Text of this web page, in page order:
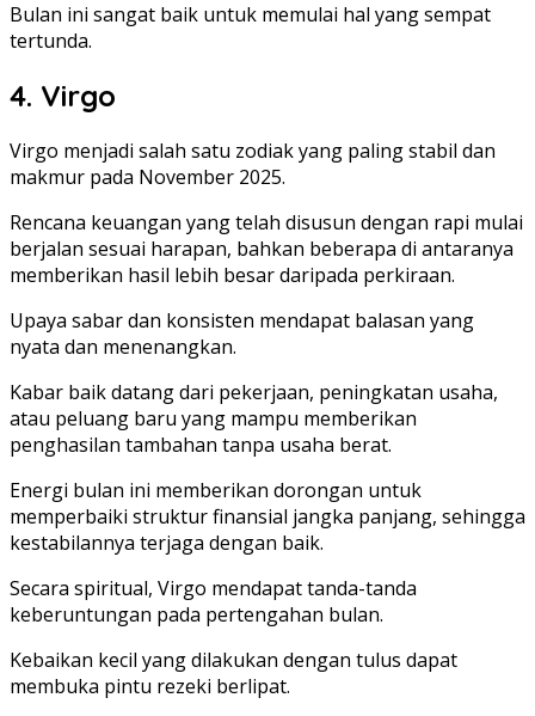
Bulan ini sangat baik untuk memulai hal yang sempat
tertunda.
4. Virgo
Virgo menjadi salah satu zodiak yang paling stabil dan
makmur pada November 2025.
Rencana keuangan yang telah disusun dengan rapi mulai
berjalan sesuai harapan, bahkan beberapa di antaranya
memberikan hasil lebih besar daripada perkiraan.
Upaya sabar dan konsisten mendapat balasan yang
nyata dan menenangkan.
Kabar baik datang dari pekerjaan, peningkatan usaha,
atau peluang baru yang mampu memberikan
penghasilan tambahan tanpa usaha berat.
Energi bulan ini memberikan dorongan untuk
memperbaiki struktur finansial jangka panjang, sehingga
kestabilannya terjaga dengan baik.
Secara spiritual, Virgo mendapat tanda-tanda
keberuntungan pada pertengahan bulan.
Kebaikan kecil yang dilakukan dengan tulus dapat
membuka pintu rezeki berlipat.